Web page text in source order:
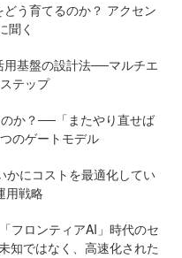
う育てるのか？ アクセン
聞く
基盤の設計法──マルチエ
テップ
か？──「またやり直せば
のゲートモデル
かにコストを最適化してい
用戦略
フロンティアAI」時代のセ
知ではなく、高速化された